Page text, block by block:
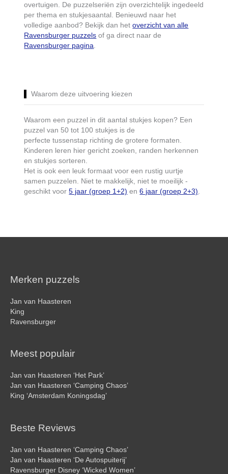
overtuigen. De puzzelseriën zijn overzichtelijk ingedeeld
per thema en stukjesaantal. Benieuwd naar het
volledige aanbod? Bekijk dan hetoverzicht van alle
Ravensburger puzzels of ga direct naar de
Ravensburger pagina.
Waarom deze uitvoering kiezen
Waarom een puzzel in dit aantal stukjes kopen? Een
puzzel van 50 tot 100 stukjes is de
perfecte tussenstap richting de grotere formaten.
Kinderen leren hier gericht zoeken, randen herkennen
en stukjes sorteren.
Het is ook een leuk formaat voor een rustig uurtje
samen puzzelen. Niet te makkelijk, niet te moeilijk -
geschikt voor5 jaar (groep 1+2) en6 jaar (groep 2+3).
Merken puzzels
Jan van Haasteren
King
Ravensburger
Meest populair
Jan van Haasteren ‘Het Park’
Jan van Haasteren ‘Camping Chaos’
King ‘Amsterdam Koningsdag’
Beste Reviews
Jan van Haasteren ‘Camping Chaos’
Jan van Haasteren ‘De Autospuiterij’
Ravensburger Disney ‘Wicked Women’